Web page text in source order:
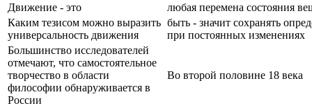
Движение - это
любая перемена состояния
Каким тезисом можно выразить
универсальность движения
быть - значит сохранять
при постоянных изменениях
Большинство исследователей
отмечают, что самостоятельное
творчество в области
философии обнаруживается в
России
Во второй половине 18 века